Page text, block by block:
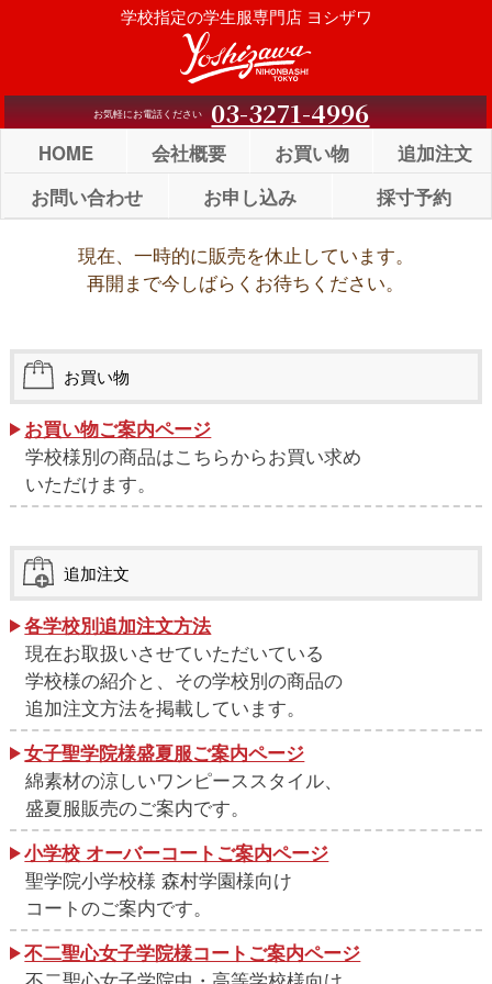
学校指定の学生服専門店 ヨシザワ
お気軽にお電話ください 03-3271-4996
HOME 会社概要 お買い物
追加注文
お問い合わせ
お申し込み 採寸予約
現在、一時的に販売を休止しています。
再開まで今しばらくお待ちください。
お買い物
お買い物ご案内ページ
学校様別の商品はこちらからお買い求め
いただけます。
追加注文
各学校別追加注文方法
現在お取扱いさせていただいている
学校様の紹介と、その学校別の商品の
追加注文方法を掲載しています。
女子聖学院様盛夏服ご案内ページ
綿素材の涼しいワンピーススタイル、
盛夏服販売のご案内です。
小学校 オーバーコートご案内ページ
聖学院小学校様 森村学園様向け
コートのご案内です。
不二聖心女子学院様コートご案内ページ